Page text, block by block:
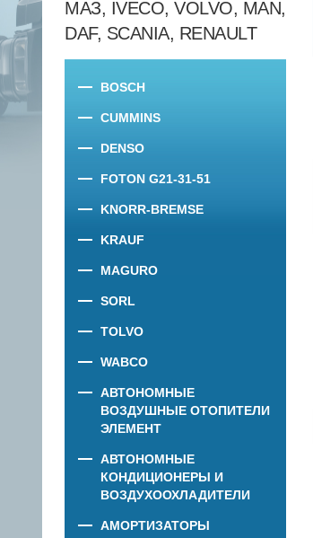
МАЗ, IVECO, VOLVO, MAN,
DAF, SCANIA, RENAULT
BOSCH
CUMMINS
DENSO
FOTON G21-31-51
KNORR-BREMSE
KRAUF
MAGURO
SORL
TOLVO
WABCO
АВТОНОМНЫЕ
ВОЗДУШНЫЕ ОТОПИТЕЛИ
ЭЛЕМЕНТ
АВТОНОМНЫЕ
КОНДИЦИОНЕРЫ И
ВОЗДУХООХЛАДИТЕЛИ
АМОРТИЗАТОРЫ